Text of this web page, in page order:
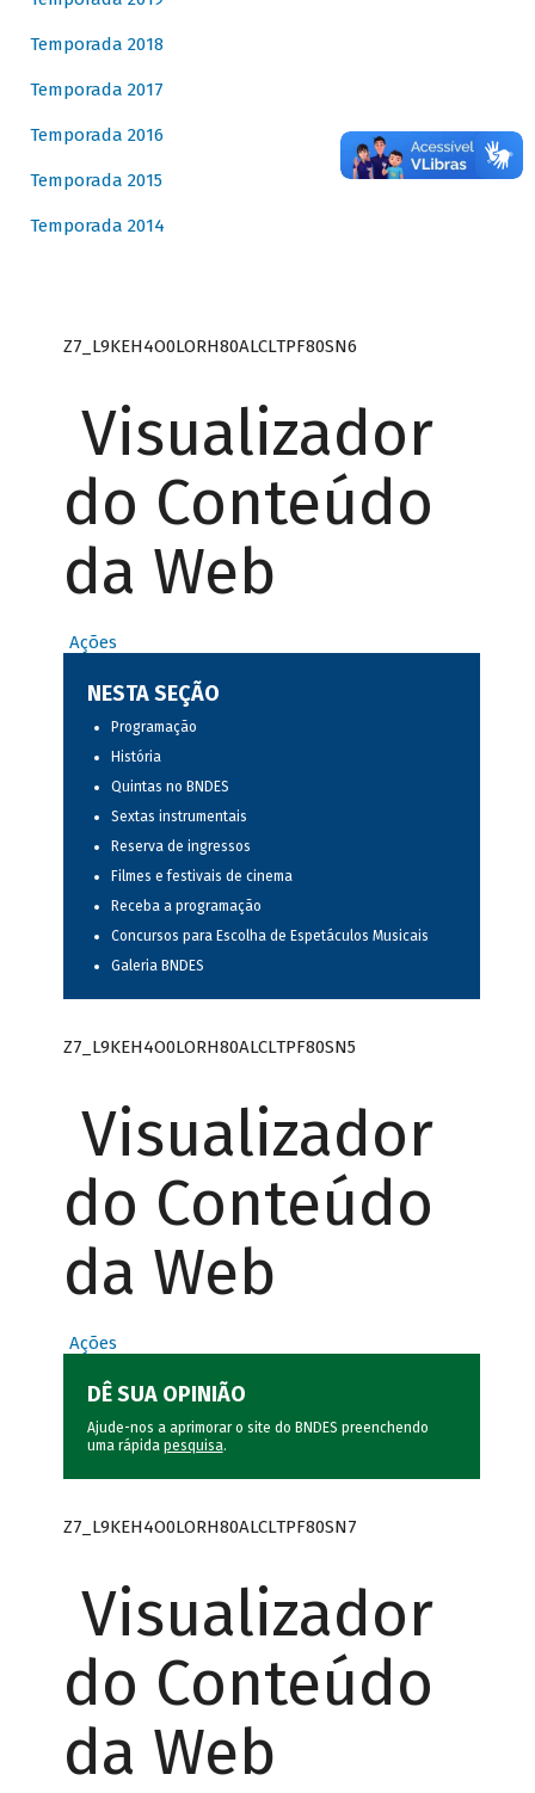
Temporada 2018
Temporada 2017
Temporada 2016
Temporada 2015
Temporada 2014
Z7_L9KEH4O0LORH80ALCLTPF80SN6
Visualizador
do Conteúdo
da Web
Ações
NESTA SEÇÃO
Programação
História
Quintas no BNDES
Sextas instrumentais
Reserva de ingressos
Filmes e festivais de cinema
Receba a programação
Concursos para Escolha de Espetáculos Musicais
Galeria BNDES
Z7_L9KEH4O0LORH80ALCLTPF80SN5
Visualizador
do Conteúdo
da Web
Ações
DÊ SUA OPINIÃO
Ajude-nos a aprimorar o site do BNDES preenchendo
uma rápida pesquisa.
Z7_L9KEH4O0LORH80ALCLTPF80SN7
Visualizador
do Conteúdo
da Web